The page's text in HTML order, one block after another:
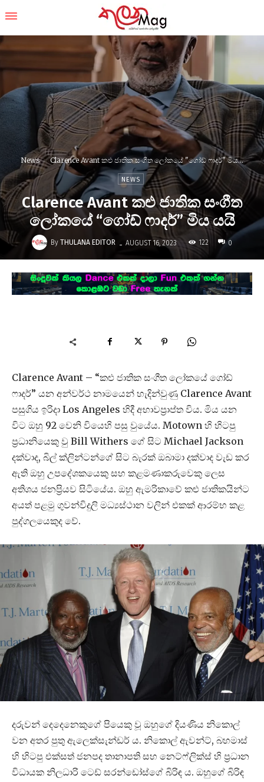
News Clarence Avant කළු ජාතික සංගීත ලෝකයේ "ගෝඩ් ෆාදර්" මිය...
NEWS
Clarence Avant කළු ජාතික සංගීත
ලෝකයේ “ගෝඩ් ෆාදර්” මිය යයි
By THULANA EDITOR - AUGUST 16, 2023 122 0
Clarence Avant – “කළු ජාතික සංගීත ලෝකයේ ගෝඩ්
ෆාදර්” යන අන්වර්ථ නාමයෙන් හැදින්වුණු Clarence Avant
පසුගිය ඉරිදා Los Angeles හිදී අභාවප්‍රාප්ත විය. මිය යන
විට ඔහු 92 වෙනි වියෙහි පසු වුයේය. Motown හි හිටපු
ප්‍රධානියෙකු වු Bill Withers ගේ සිට Michael Jackson
දක්වාද, බිල් ක්ලින්ටන්ගේ සිට බැරක් ඔබාමා දක්වාද වැඩ කර
ඇති ඔහු උපදේශකයෙකු සහ කළමණාකරුවෙකු ලෙස
අතිශය ජනප්‍රියව සිටියේය. ඔහු ඇමරිකාවේ කළු ජාතිකයින්ට
අයත් පළමු ගුවන්විදුලි මධ්‍යස්ථාන වලින් එකක් ආරම්භ කළ
පුද්ගලයෙකුද වේ.
දරුවන් දෙදෙනෙකුගේ පියෙකු වූ ඔහුගේ දියණිය නිකොල්
වන අතර පුතු ඇලෙක්සැන්ඩර් ය. නිකොල් ඇවන්ට්, බහමාස්
හි හිටපු එක්සත් ජනපද තානාපති සහ නෙට්ෆ්ලික්ස් හි ප්‍රධාන
විධායක නිලධාරි ටෙඩ් සරන්ඩෝස්ගේ බිරිඳ ය. ඔහුගේ බිරිඳ